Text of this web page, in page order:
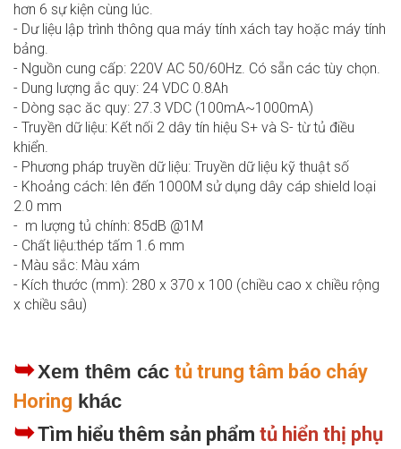
hơn 6 sự kiện cùng lúc.
- Dư liệu lập trình thông qua máy tính xách tay hoặc máy tính
bảng.
- Nguồn cung cấp: 220V AC 50/60Hz. Có sẵn các tùy chọn.
- Dung lượng ắc quy: 24 VDC 0.8Ah
- Dòng sạc ăc quy: 27.3 VDC (100mA~1000mA)
- Truyền dữ liệu: Kết nối 2 dây tín hiệu S+ và S- từ tủ điều
khiển.
- Phương pháp truyền dữ liệu: Truyền dữ liệu kỹ thuật số
- Khoảng cách: lên đến 1000M sử dụng dây cáp shield loại
2.0 mm
- m lượng tủ chính: 85dB @1M
- Chất liệu:thép tấm 1.6 mm
- Màu sắc: Màu xám
- Kích thước (mm): 280 x 370 x 100 (chiều cao x chiều rộng
x chiều sâu)
➥Xem thêm các tủ trung tâm báo cháy
Horing khác
➥Tìm hiểu thêm sản phẩm tủ hiển thị phụ